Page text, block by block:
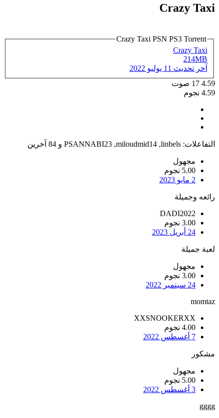
Crazy Taxi
Crazy Taxi PSN PS3 Torrent
Crazy Taxi
214MB
آخر تحديث 11 يوليو 2022
4.59
17 صوت
4.59 نجوم
التفاعلات: linbels
,
miloudmid14
,
PSANNABI23 و 84 آخرين
مجهول
5.00 نجوم
2 مايو 2023
رائعه وجميلة
DADI2022
3.00 نجوم
24 أبريل 2023
لعبة جميلة
مجهول
3.00 نجوم
24 سبتمبر 2022
momtaz
XXSNOOKERXX
4.00 نجوم
7 أغسطس 2022
مشكور
مجهول
5.00 نجوم
3 أغسطس 2022
gggg